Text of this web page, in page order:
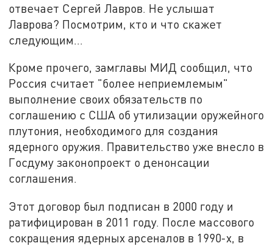
отвечает Сергей Лавров. Не услышат
Лаврова? Посмотрим, кто и что скажет
следующим...
Кроме прочего, замглавы МИД сообщил, что
Россия считает "более неприемлемым"
выполнение своих обязательств по
соглашению с США об утилизации оружейного
плутония, необходимого для создания
ядерного оружия. Правительство уже внесло в
Госдуму законопроект о денонсации
соглашения.
Этот договор был подписан в 2000 году и
ратифицирован в 2011 году. После массового
сокращения ядерных арсеналов в 1990-х, в